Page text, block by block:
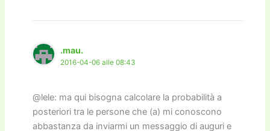
.mau.
2016-04-06 alle 08:43
@lele: ma qui bisogna calcolare la probabilità a
posteriori tra le persone che (a) mi conoscono
abbastanza da inviarmi un messaggio di auguri e